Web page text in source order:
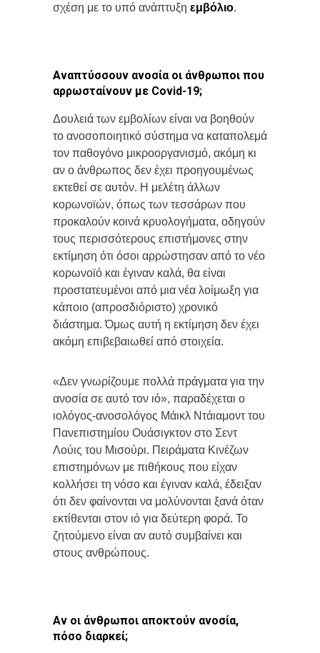
σχέση με το υπό ανάπτυξη εμβόλιο.
Αναπτύσσουν ανοσία οι άνθρωποι που
αρρωσταίνουν με Covid-19;
Δουλειά των εμβολίων είναι να βοηθούν
το ανοσοποιητικό σύστημα να καταπολεμά
τον παθογόνο μικροοργανισμό, ακόμη κι
αν ο άνθρωπος δεν έχει προηγουμένως
εκτεθεί σε αυτόν. Η μελέτη άλλων
κορωνοϊών, όπως των τεσσάρων που
προκαλούν κοινά κρυολογήματα, οδηγούν
τους περισσότερους επιστήμονες στην
εκτίμηση ότι όσοι αρρώστησαν από το νέο
κορωνοϊό και έγιναν καλά, θα είναι
προστατευμένοι από μια νέα λοίμωξη για
κάποιο (απροσδιόριστο) χρονικό
διάστημα. Όμως αυτή η εκτίμηση δεν έχει
ακόμη επιβεβαιωθεί από στοιχεία.
«Δεν γνωρίζουμε πολλά πράγματα για την
ανοσία σε αυτό τον ιό», παραδέχεται ο
ιολόγος-ανοσολόγος Μάικλ Ντάιαμοντ του
Πανεπιστημίου Ουάσιγκτον στο Σεντ
Λούις του Μισούρι. Πειράματα Κινέζων
επιστημόνων με πιθήκους που είχαν
κολλήσει τη νόσο και έγιναν καλά, έδειξαν
ότι δεν φαίνονται να μολύνονται ξανά όταν
εκτίθενται στον ιό για δεύτερη φορά. Το
ζητούμενο είναι αν αυτό συμβαίνει και
στους ανθρώπους.
Αν οι άνθρωποι αποκτούν ανοσία,
πόσο διαρκεί;